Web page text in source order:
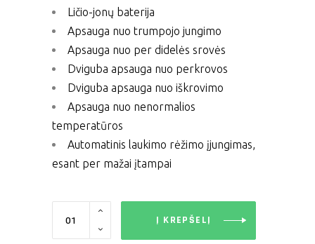
Ličio-jonų baterija
Apsauga nuo trumpojo jungimo
Apsauga nuo per didelės srovės
Dviguba apsauga nuo perkrovos
Dviguba apsauga nuo iškrovimo
Apsauga nuo nenormalios
temperatūros
Automatinis laukimo rėžimo įjungimas,
esant per mažai įtampai